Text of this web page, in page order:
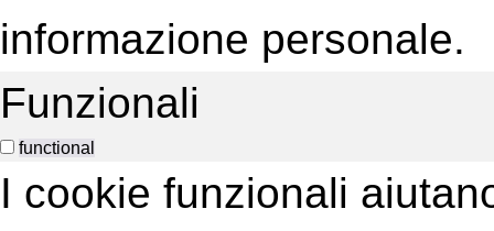
informazione personale.
Funzionali
functional
I cookie funzionali